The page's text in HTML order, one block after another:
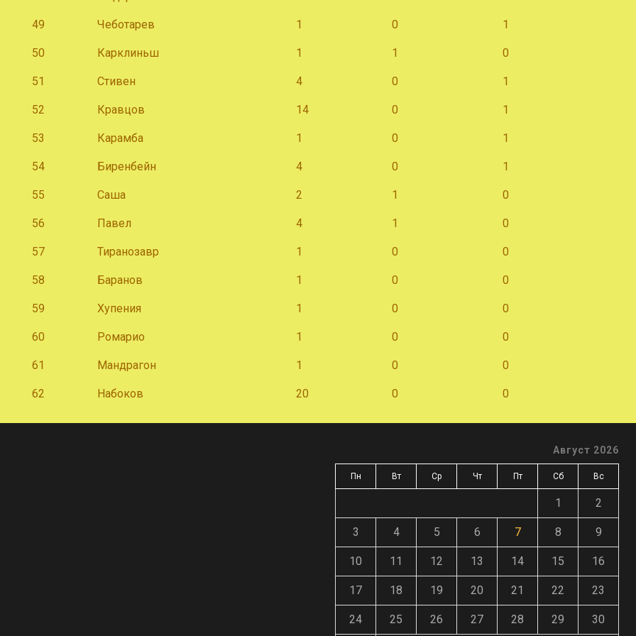
49 Чеботарев 1 0 1
50 Карклиньш 1 1 0
51 Стивен 4 0 1
52 Кравцов 14 0 1
53 Карамба 1 0 1
54 Биренбейн 4 0 1
55 Саша 2 1 0
56 Павел 4 1 0
57 Тиранозавр 1 0 0
58 Баранов 1 0 0
59 Хупения 1 0 0
60 Ромарио 1 0 0
61 Мандрагон 1 0 0
62 Набоков 20 0 0
Август 2026
Пн Вт Ср Чт Пт Сб Вс
1 2
3 4 5 6 7 8 9
10 11 12 13 14 15 16
17 18 19 20 21 22 23
24 25 26 27 28 29 30